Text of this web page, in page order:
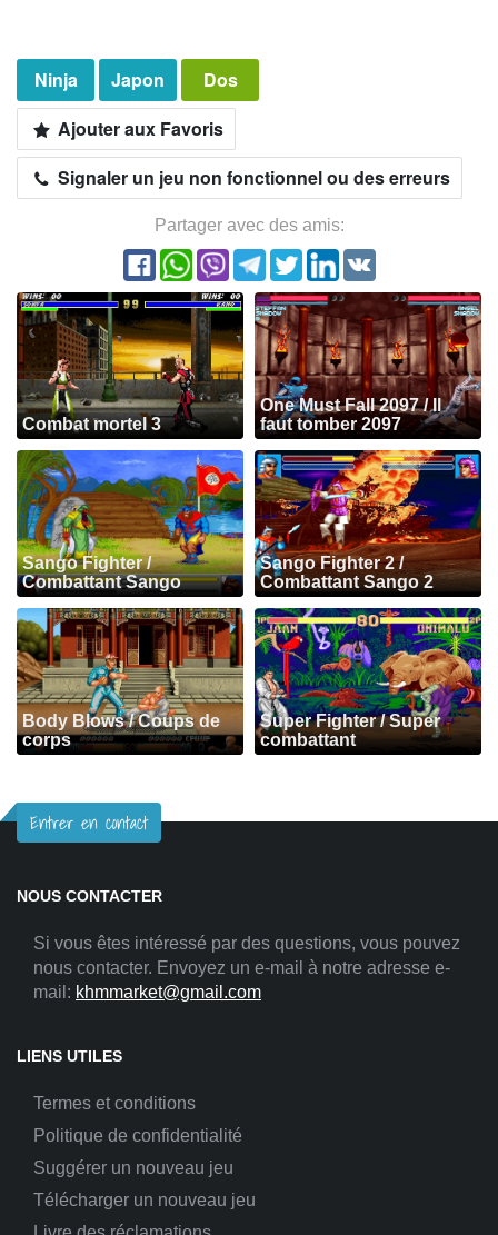
Ninja Japon
Dos
Ajouter aux Favoris
Signaler un jeu non fonctionnel ou des erreurs
Partager avec des amis:
Combat mortel 3
One Must Fall 2097 / Il
faut tomber 2097
Sango Fighter /
Combattant Sango
Sango Fighter 2 /
Combattant Sango 2
Body Blows / Coups de
corps
Super Fighter / Super
combattant
Entrer en contact
NOUS CONTACTER
Si vous êtes intéressé par des questions, vous pouvez
nous contacter. Envoyez un e-mail à notre adresse e-
mail: khmmarket@gmail.com
LIENS UTILES
Termes et conditions
Politique de confidentialité
Suggérer un nouveau jeu
Télécharger un nouveau jeu